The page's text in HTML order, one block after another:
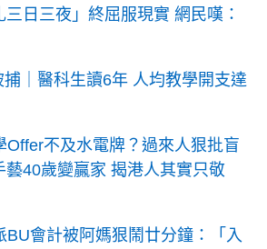
日三夜」終屈服現實 網民嘆：
｜醫科生讀6年 人均教學開支達
Offer不及水電牌？過來人狠批盲
藝40歲變贏家 揭港人其實只敬
BU會計被阿媽狠鬧廿分鐘：「入